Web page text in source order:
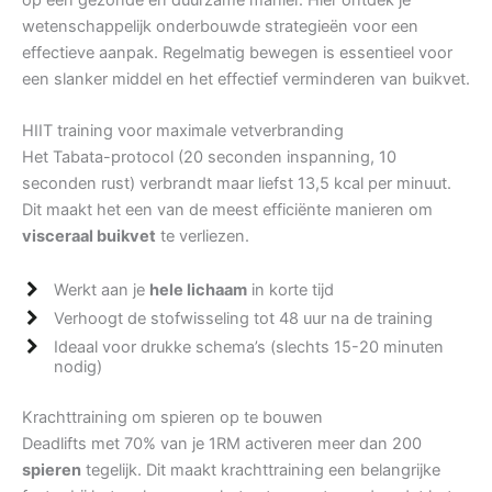
wetenschappelijk onderbouwde strategieën voor een
effectieve aanpak. Regelmatig bewegen is essentieel voor
een slanker middel en het effectief verminderen van buikvet.
HIIT training voor maximale vetverbranding
Het Tabata-protocol (20 seconden inspanning, 10
seconden rust) verbrandt maar liefst 13,5 kcal per minuut.
Dit maakt het een van de meest efficiënte manieren om
visceraal buikvet te verliezen.
Werkt aan je hele lichaam in korte tijd
Verhoogt de stofwisseling tot 48 uur na de training
Ideaal voor drukke schema’s (slechts 15-20 minuten
nodig)
Krachttraining om spieren op te bouwen
Deadlifts met 70% van je 1RM activeren meer dan 200
spieren tegelijk. Dit maakt krachttraining een belangrijke